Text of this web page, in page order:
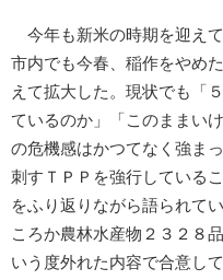
今年も新米の時期を迎え
市内でも今春、稲作をやめ
えて拡大した。現状でも「
ているのか」「このままい
の危機感はかつてなく強ま
刺すＴＰＰを強行している
をふり返りながら語られて
ころか農林水産物２３２８
いう度外れた内容で合意し